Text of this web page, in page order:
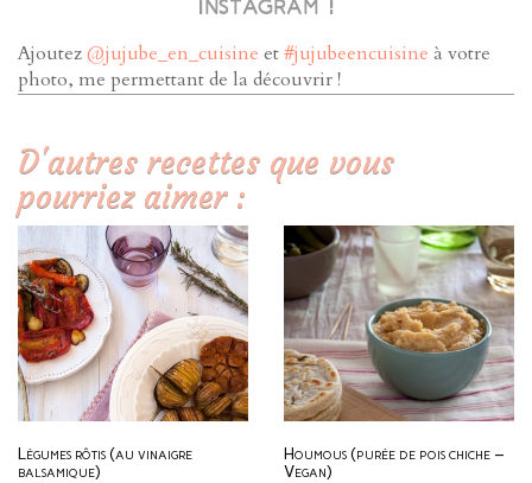
Ajoutez@jujube_en_cuisine et#jujubeencuisine à votre
photo, me permettant de la découvrir !
D'autres recettes que vous
pourriez aimer :
Légumes rôtis (au vinaigre
balsamique)
Houmous (purée de pois chiche –
Vegan)